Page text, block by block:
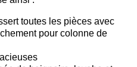
toutes les pièces avec
pour colonne de